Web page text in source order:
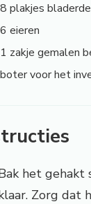
8 plakjes
6 eieren
1 zakje gemalen
botervoor het
het gehakt
Zorg dat